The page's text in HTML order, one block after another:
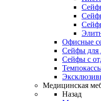
Офисные
Сейфы для
Сейфы с
Медицинская
Назад